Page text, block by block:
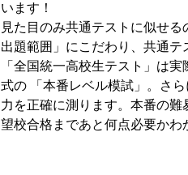
います！
見た目のみ共通テストに似せる
出題範囲」にこだわり、共通
「全国統一高校生テスト」は
式の
「本番レベル模試」
。さ
力を正確に測ります。本番の難
望校合格まであと何点必要かわ